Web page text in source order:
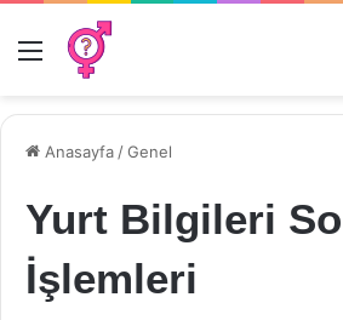
Menü
Anasayfa /Genel
Yurt Bilgileri
İşlemleri